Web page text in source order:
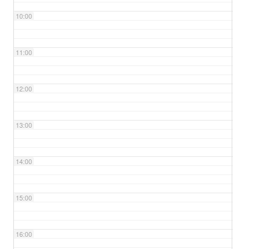
10:00
11:00
12:00
13:00
14:00
15:00
16:00